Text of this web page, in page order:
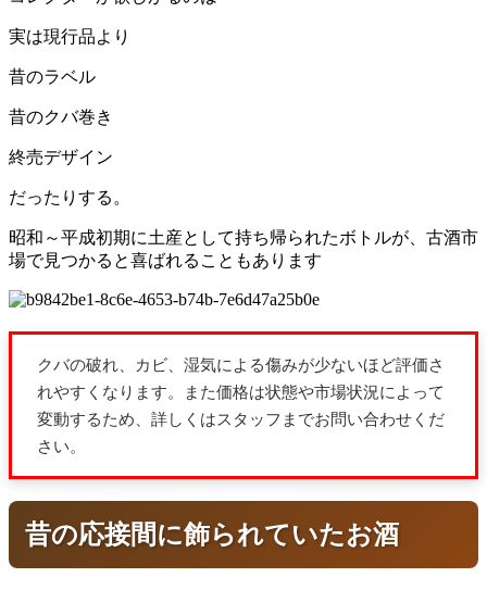
実は現行品より
昔のラベル
昔のクバ巻き
終売デザイン
だったりする。
昭和～平成初期に土産として持ち帰られたボトルが、古酒市
場で見つかると喜ばれることもあります
クバの破れ、カビ、湿気による傷みが少ないほど評価さ
れやすくなります。また価格は状態や市場状況によって
変動するため、詳しくはスタッフまでお問い合わせくだ
さい。
昔の応接間に飾られていたお酒